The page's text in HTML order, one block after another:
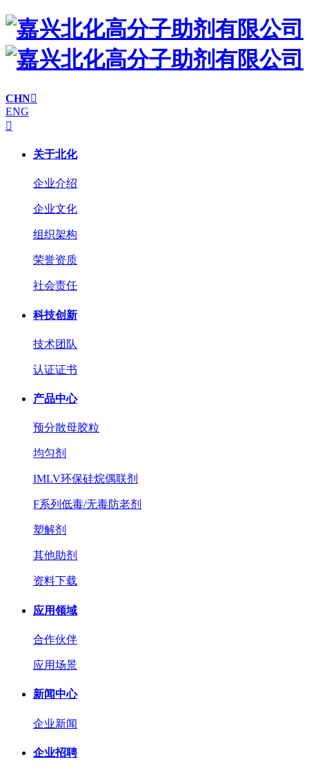
CHN
ENG

关于北化
企业介绍
企业文化
组织架构
荣誉资质
社会责任
科技创新
技术团队
认证证书
产品中心
预分散母胶粒
均匀剂
IMLV环保硅烷偶联剂
F系列低毒/无毒防老剂
塑解剂
其他助剂
资料下载
应用领域
合作伙伴
应用场景
新闻中心
企业新闻
企业招聘